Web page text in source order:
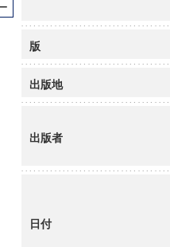
統合研究センター
テュート
ログラム市民社会ガバナンス教
グラム「超成熟社会発展のサイ
版
出版地
出版者
日付